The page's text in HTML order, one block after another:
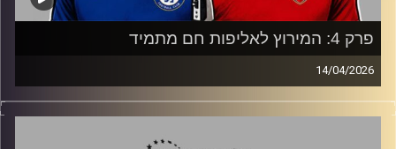
פרק 4: המירוץ לאליפות חם מתמיד
14/04/2026
סיכום מחזור 32, סיטי לוהטת, ארסנל לחוצה מתמיד, טוטנהם
מתקרבת לירידה והאנגליות מתכוננות לגומלין ליגת האלופות.